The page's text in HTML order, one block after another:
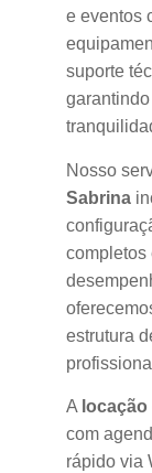
e eventos
suporte
Nosso
Sabrina
completos
estrutura
A
com
rápido via